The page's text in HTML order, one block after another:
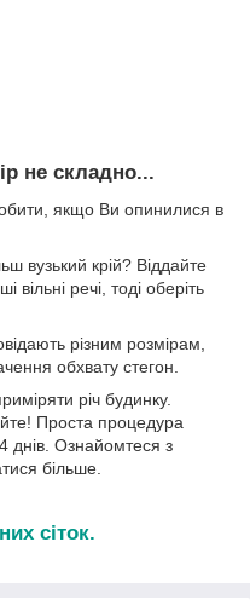
не складно...
якщо Ви опинилися в
вузький крій? Віддайте
речі, тоді оберіть
різним розмірам,
обхвату стегон.
річ будинку.
Проста процедура
днів. Ознайомтеся з
більше.
сіток.